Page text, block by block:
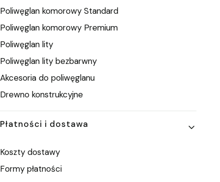
Poliwęglan komorowy Standard
Poliwęglan komorowy Premium
Poliwęglan lity
Poliwęglan lity bezbarwny
Akcesoria do poliwęglanu
Drewno konstrukcyjne
Płatności i dostawa
Koszty dostawy
Formy płatności